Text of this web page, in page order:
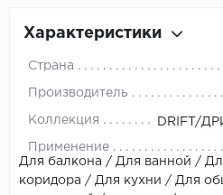
Характеристики
Страна
Производитель
Коллекция DRIFT/
Применение
Для балкона / Для ванной /
коридора / Для кухни / Для